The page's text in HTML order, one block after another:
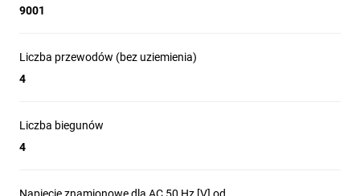
9001
Liczba przewodów (bez uziemienia)
4
Liczba biegunów
4